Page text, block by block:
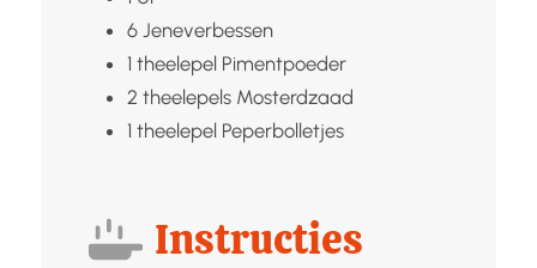
6 Jeneverbessen
1 theelepel Pimentpoeder
2 theelepels Mosterdzaad
1 theelepel Peperbolletjes
Instructies